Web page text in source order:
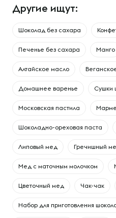
Другие ищут:
Шоколад без сахара
Печенье без сахара Манго
Алтайское масло
Домашнее варенье Сушки
Московская пастила
Шоколадно-ореховая паста
Липовый мед Гречишный
Мед с маточным молочком
Цветочный мед Чак-чак
Набор для приготовления